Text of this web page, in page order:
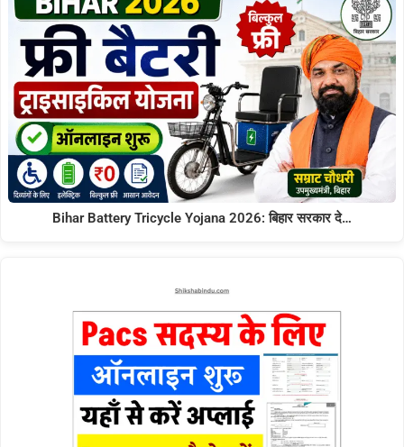
Bihar Battery Tricycle Yojana 2026: बिहार सरकार दे…